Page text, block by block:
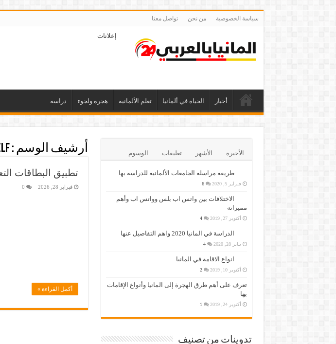
سياسة الخصوصية من نحن تواصل معنا
إعلانات
أخبار الحياة في ألمانيا تعلم الألمانية هجرة ولجوء دراسة
أرشيف الوسم :
تطبيق البطاقات
فبراير 28, 2026 0
أكمل القراءة »
الأخيرة الأشهر تعليقات الوسوم
طريقة مراسلة الجامعات الألمانية للدراسة بها
فبراير 5, 2020 6
الاختلافات بين واتس اب بلس وواتس اب وأهم
مميزاته
أكتوبر 27, 2019 4
الدراسة في المانيا 2020 واهم التفاصيل عنها
يناير 28, 2020 4
انواع الاقامة في المانيا
أكتوبر 10, 2019 2
تعرف على أهم طرق الهجرة إلى المانيا وأنواع الإقامات
بها
أكتوبر 24, 2019 1
تدوينات من تصنيف